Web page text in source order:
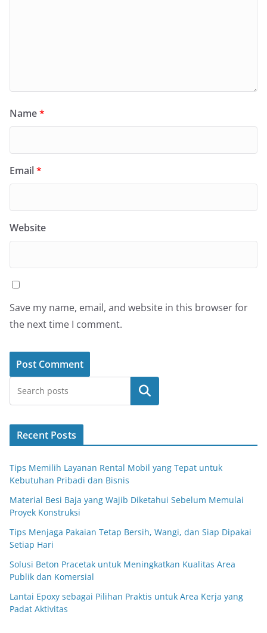
Name*
Email*
Website
Save my name, email, and website in this browser for
the next time I comment.
Search
Recent Posts
Tips Memilih Layanan Rental Mobil yang Tepat untuk
Kebutuhan Pribadi dan Bisnis
Material Besi Baja yang Wajib Diketahui Sebelum Memulai
Proyek Konstruksi
Tips Menjaga Pakaian Tetap Bersih, Wangi, dan Siap Dipakai
Setiap Hari
Solusi Beton Pracetak untuk Meningkatkan Kualitas Area
Publik dan Komersial
Lantai Epoxy sebagai Pilihan Praktis untuk Area Kerja yang
Padat Aktivitas